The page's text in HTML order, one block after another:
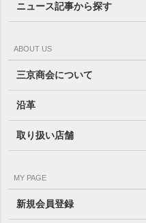
ニュース記事から探す
ABOUT US
三京商会について
沿革
取り扱い店舗
MY PAGE
新規会員登録